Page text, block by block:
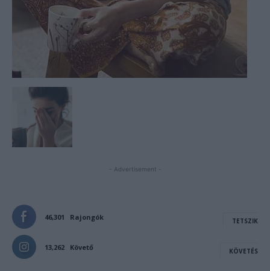
- Advertisement -
46,301 Rajongók TETSZIK
13,262 Követő KÖVETÉS